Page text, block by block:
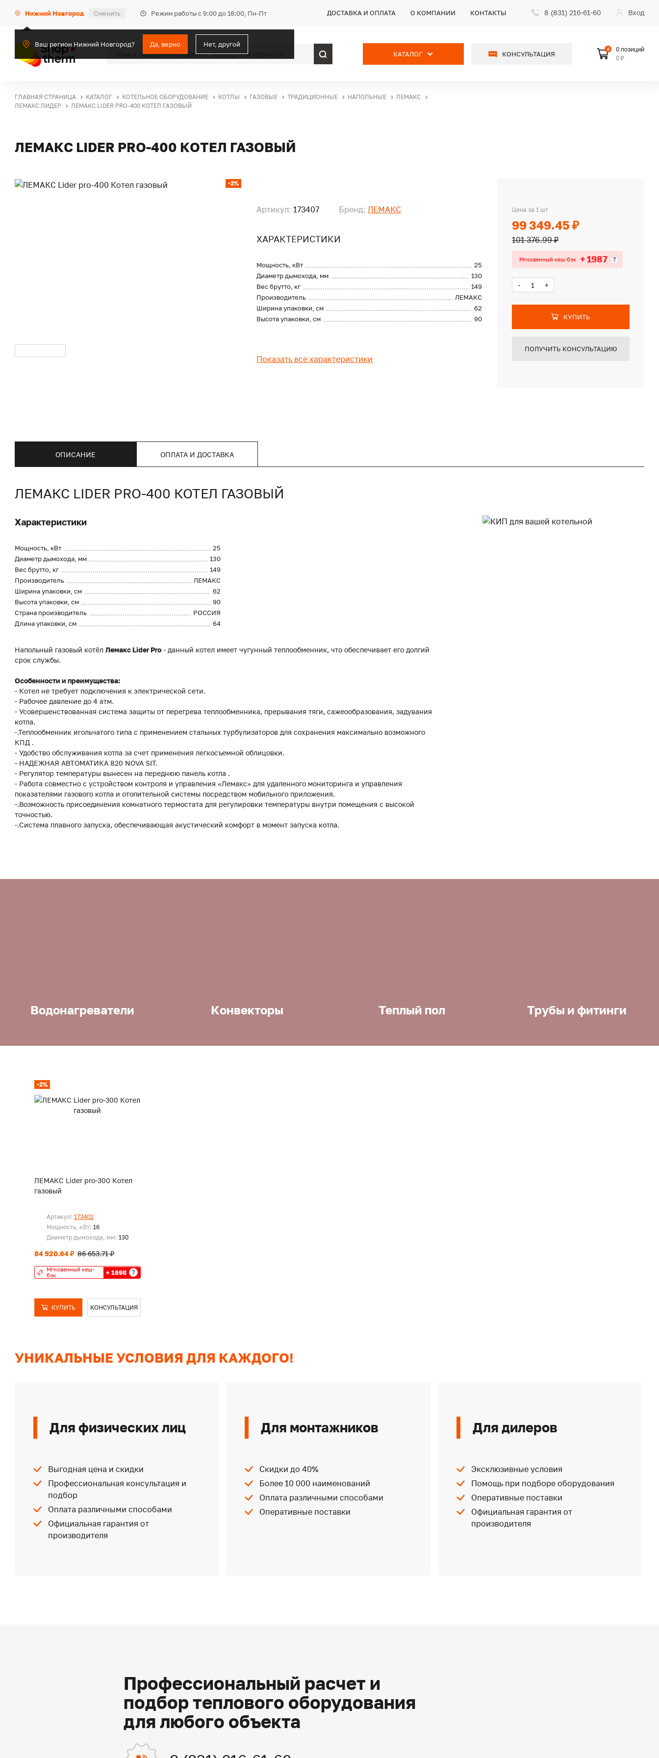
Нижний Новгород Сменить Режим работы с 9:00 до 18:00, Пн-Пт
Ваш регион Нижний Новгород? Да, верно Нет, другой
ДОСТАВКА И ОПЛАТА О КОМПАНИИ КОНТАКТЫ 8 (831) 216-61-60 Вход
КАТАЛОГ КОНСУЛЬТАЦИЯ
0
0 позиций
0 ₽
ГЛАВНАЯ СТРАНИЦА КАТАЛОГ КОТЕЛЬНОЕ ОБОРУДОВАНИЕ КОТЛЫ ГАЗОВЫЕ ТРАДИЦИОННЫЕ НАПОЛЬНЫЕ
ЛЕМАКС
ЛЕМАКС ЛИДЕР
ЛЕМАКС LIDER PRO-400 КОТЕЛ ГАЗОВЫЙ
ЛЕМАКС LIDER PRO-400 КОТЕЛ ГАЗОВЫЙ
-2%
Артикул: 173407 Бренд: ЛЕМАКС
ХАРАКТЕРИСТИКИ
Мощность, кВт
25
Диаметр дымохода, мм
130
Вес брутто, кг
149
Производитель
ЛЕМАКС
Ширина упаковки, см
62
Высота упаковки, см
90
Показать все характеристики
Цена за 1 шт
99 349.45 ₽
101 376.99 ₽
Мгновенный кеш-бэк + 1987 ?
- +
КУПИТЬ
ПОЛУЧИТЬ КОНСУЛЬТАЦИЮ
ОПИСАНИЕ ОПЛАТА И ДОСТАВКА
ЛЕМАКС LIDER PRO-400 КОТЕЛ ГАЗОВЫЙ
Характеристики
Мощность, кВт
25
Диаметр дымохода, мм
130
Вес брутто, кг
149
Производитель
ЛЕМАКС
Ширина упаковки, см
62
Высота упаковки, см
90
Страна производитель
РОССИЯ
Длина упаковки, см
64
Напольный газовый котёл Лемакс Lider Pro - данный котел имеет чугунный теплообменник, что обеспечивает его долгий
срок службы.
Особенности и преимущества:
- Котел не требует подключения к электрической сети.
- Рабочее давление до 4 атм.
- Усовершенствованная система защиты от перегрева теплообменника, прерывания тяги, сажеообразования, задувания
котла.
-.Теплообменник игольчатого типа с применением стальных турбулизаторов для сохранения максимально возможного
КПД .
- Удобство обслуживания котла за счет применения легкосъемной облицовки.
- НАДЕЖНАЯ АВТОМАТИКА 820 NOVA SIT.
- Регулятор температуры вынесен на переднюю панель котла .
- Работа совместно с устройством контроля и управления «Лемакс» для удаленного мониторинга и управления
показателями газового котла и отопительной системы посредством мобильного приложения.
-.Возможность присоединения комнатного термостата для регулировки температуры внутри помещения с высокой
точностью.
-.Система плавного запуска, обеспечивающая акустический комфорт в момент запуска котла.
Водонагреватели Конвекторы Теплый пол Трубы и фитинги
-2%
ЛЕМАКС Lider pro-300 Котел
газовый
Артикул: 173402
Мощность, кВт: 16
Диаметр дымохода, мм: 130
84 920.64 ₽ 86 653.71 ₽
Мгновенный кеш-
бэк
+ 1698 ?
КУПИТЬ КОНСУЛЬТАЦИЯ
УНИКАЛЬНЫЕ УСЛОВИЯ ДЛЯ КАЖДОГО!
Для физических лиц
Выгодная цена и скидки
Профессиональная консультация и
подбор
Оплата различными способами
Официальная гарантия от
производителя
Для монтажников
Скидки до 40%
Более 10 000 наименований
Оплата различными способами
Оперативные поставки
Для дилеров
Эксклюзивные условия
Помощь при подборе оборудования
Оперативные поставки
Официальная гарантия от
производителя
Профессиональный расчет и
подбор теплового оборудования
для любого объекта